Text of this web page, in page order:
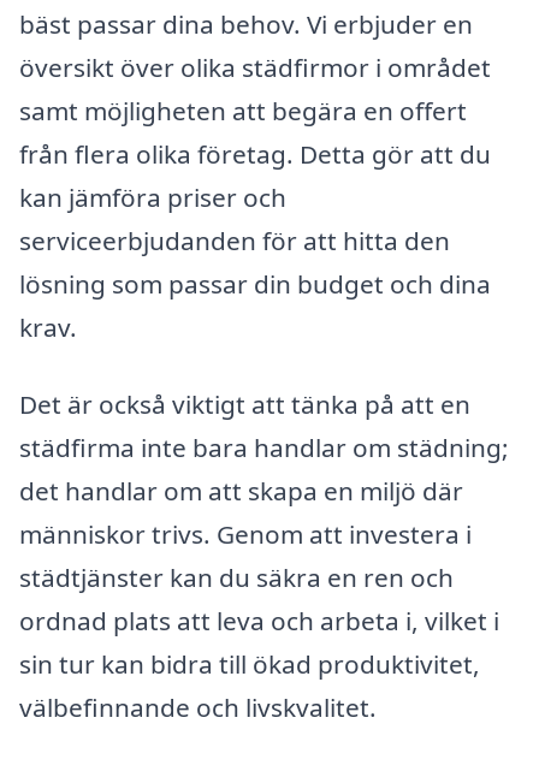
bäst passar dina behov. Vi erbjuder en
översikt över olika städfirmor i området
samt möjligheten att begära en offert
från flera olika företag. Detta gör att du
kan jämföra priser och
serviceerbjudanden för att hitta den
lösning som passar din budget och dina
krav.
Det är också viktigt att tänka på att en
städfirma inte bara handlar om städning;
det handlar om att skapa en miljö där
människor trivs. Genom att investera i
städtjänster kan du säkra en ren och
ordnad plats att leva och arbeta i, vilket i
sin tur kan bidra till ökad produktivitet,
välbefinnande och livskvalitet.